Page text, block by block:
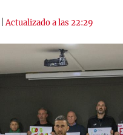
|Actualizado a las 22:29